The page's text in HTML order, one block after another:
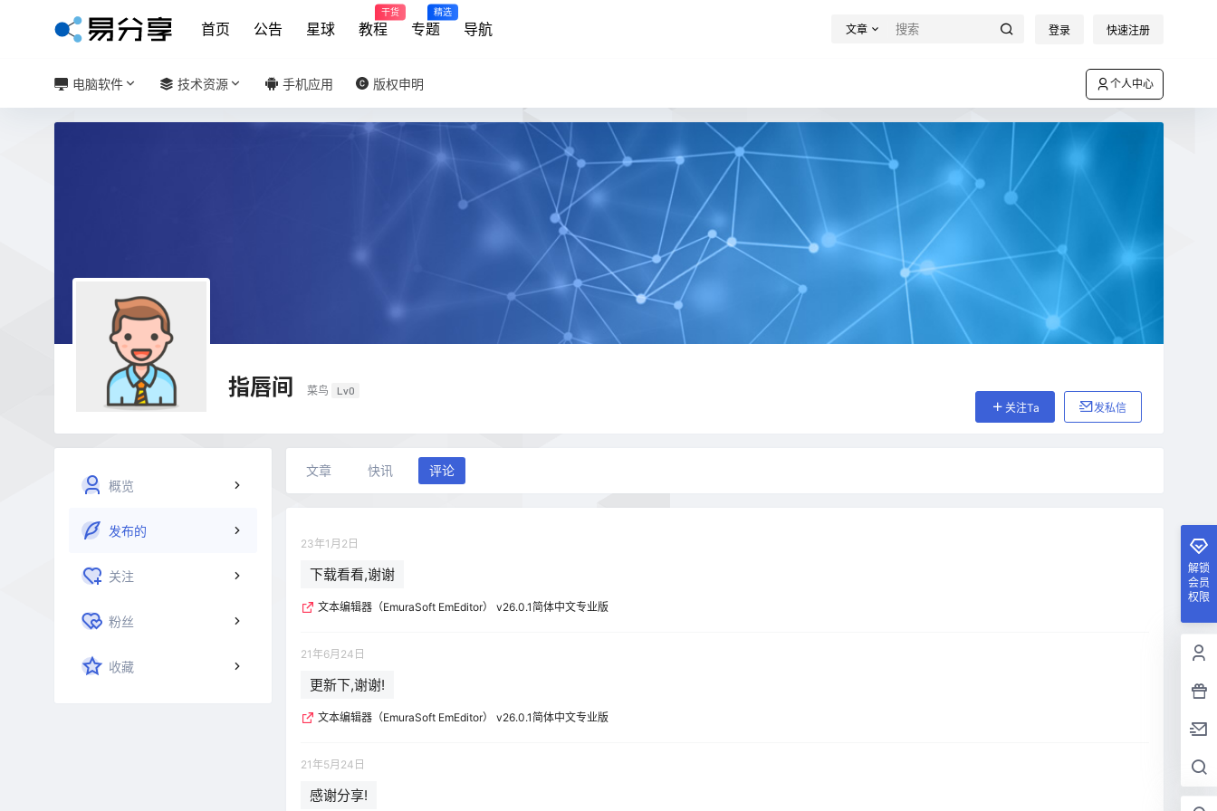
首页 公告 星球 教程
干货
专题
精选
导航 文章 登录 快速注册
电脑软件 技术资源 手机应用 版权申明 个人中心
指唇间 菜鸟
Lv0
关注Ta
发私信
概览
发布的
关注
粉丝
收藏
文章 快讯 评论
23年1月2日
下载看看,谢谢
文本编辑器（EmuraSoft EmEditor） v26.0.1简体中文专业版
21年6月24日
更新下,谢谢!
文本编辑器（EmuraSoft EmEditor） v26.0.1简体中文专业版
21年5月24日
感谢分享!
解锁
会员
权限